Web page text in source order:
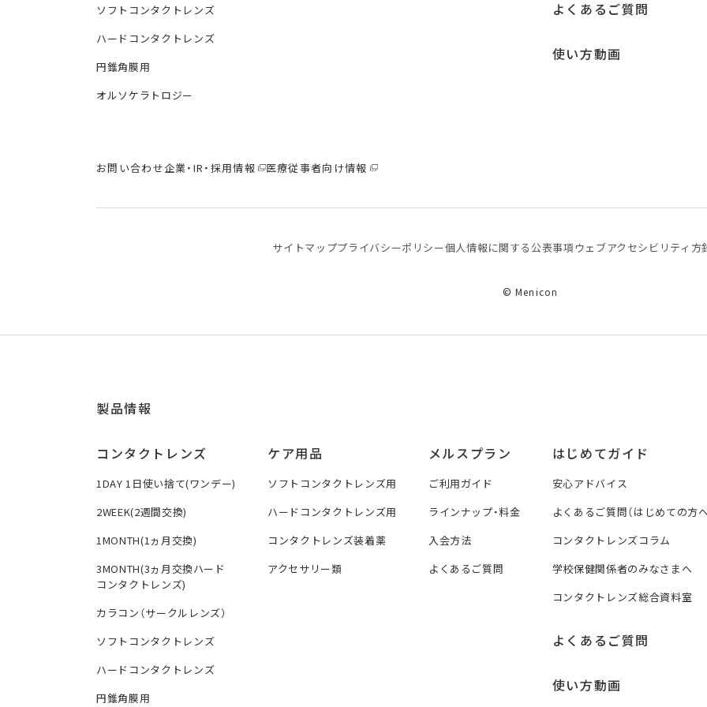
ソフトコンタクトレンズ
ハードコンタクトレンズ
円錐角膜用
オルソケラトロジー
よくあるご質問
使い方動画
お問い合わせ企業・IR・採用情報 医療従事者向け情報
サイトマッププライバシーポリシー個⼈情報に関する公表事項 ウェブアクセシビリティ方
© Menicon
製品情報
コンタクトレンズ
1DAY 1日使い捨て(ワンデー)
2WEEK(2週間交換)
1MONTH(1ヵ月交換)
3MONTH(3ヵ月交換ハード
コンタクトレンズ)
カラコン（サークルレンズ）
ソフトコンタクトレンズ
ハードコンタクトレンズ
円錐角膜用
ケア用品
ソフトコンタクトレンズ用
ハードコンタクトレンズ用
コンタクトレンズ装着薬
アクセサリー類
メルスプラン
ご利用ガイド
ラインナップ・料金
入会方法
よくあるご質問
はじめてガイド
安心アドバイス
よくあるご質問（はじめての方へ
コンタクトレンズコラム
学校保健関係者のみなさまへ
コンタクトレンズ総合資料室
よくあるご質問
使い方動画